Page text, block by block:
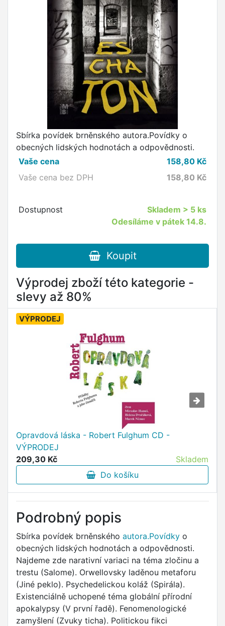
Sbírka povídek brněnského autora.Povídky o
obecných lidských hodnotách a odpovědnosti.
Vaše cena
158,80 Kč
Vaše cena bez DPH
158,80 Kč
Dostupnost Skladem > 5 ks
Odesíláme v pátek 14.8.
Koupit
Výprodej zboží této kategorie -
slevy až 80%
VÝPRODEJ
Opravdová láska - Robert Fulghum CD -
VÝPRODEJ
209,30 Kč
Skladem
Do košíku
Podrobný popis
Sbírka povídek brněnského autora.Povídky o
obecných lidských hodnotách a odpovědnosti.
Najdeme zde narativní variaci na téma zločinu a
trestu (Salome). Orwellovsky laděnou metaforu
(Jiné peklo). Psychedelickou koláž (Spirála).
Existenciálně uchopené téma globální přírodní
apokalypsy (V první řadě). Fenomenologické
zamyšlení (Zvuky ticha). Politickou fikci